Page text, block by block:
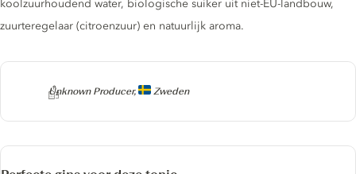
Producer
Unknown Producer, Zweden
koolzuurhoudend water, biologische suiker uit niet-EU-landbouw,
zuurteregelaar (citroenzuur) en natuurlijk aroma.